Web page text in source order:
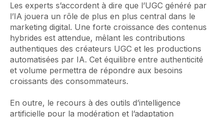
Les experts s’accordent à dire que l’UGC généré par
l’IA jouera un rôle de plus en plus central dans le
marketing digital. Une forte croissance des contenus
hybrides est attendue, mêlant les contributions
authentiques des créateurs UGC et les productions
automatisées par IA. Cet équilibre entre authenticité
et volume permettra de répondre aux besoins
croissants des consommateurs.
En outre, le recours à des outils d’intelligence
artificielle pour la modération et l’adaptation